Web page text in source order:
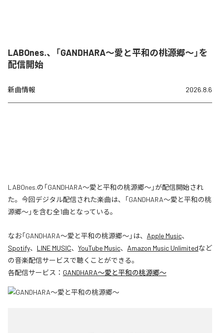
LABOnes.、「GANDHARA〜愛と平和の桃源郷〜」を
配信開始
新曲情報 2026.8.6
LABOnes.の「GANDHARA〜愛と平和の桃源郷〜」が配信開始され
た。今回デジタル配信された楽曲は、「GANDHARA〜愛と平和の桃
源郷〜」を含む全1曲となっている。
なお「GANDHARA〜愛と平和の桃源郷〜」は、 Apple Music、
Spotify、 LINE MUSIC、 YouTube Music、 Amazon Music Unlimitedなど
の音楽配信サービスで聴くことができる。
各配信サービス： GANDHARA〜愛と平和の桃源郷〜